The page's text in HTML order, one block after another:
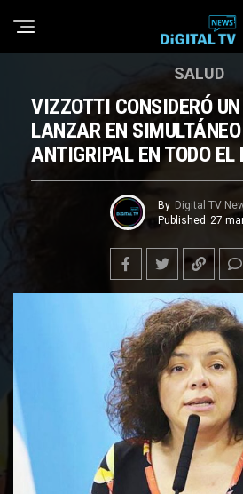
SALUD
VIZZOTTI CONSIDERÓ UN
LANZAR EN
ANTIGRIPAL EN TODO EL
By Digital TV
Published 27